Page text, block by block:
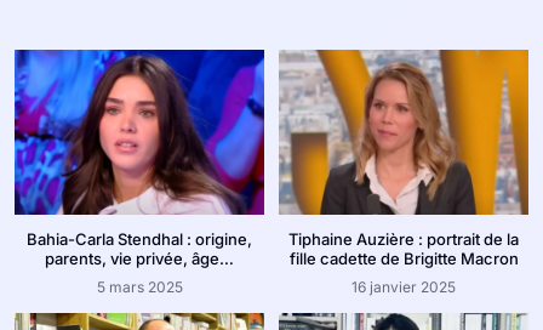
Bahia-Carla Stendhal : origine,
parents, vie privée, âge…
5 mars 2025
Tiphaine Auzière : portrait de la
fille cadette de Brigitte Macron
16 janvier 2025